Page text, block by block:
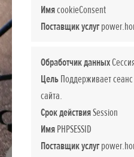
ИмяcookieConsent
Поставщик услуг
Обработчик данных
ЦельПоддерживает
сайта.
Срок действияSession
ИмяPHPSESSID
Поставщик услуг